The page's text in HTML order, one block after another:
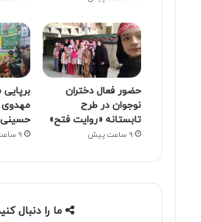
حضور فعال دختران
نوجوان در طرح
تابستانه «روایت فتح»
9 ساعت پیش
مهدوی
حسینی
9 ساعت پیش
ما را دنبال